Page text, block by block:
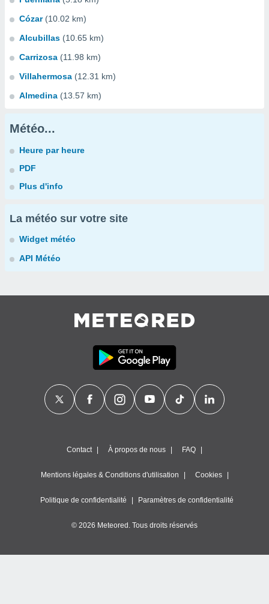
Cózar (10.02 km)
Alcubillas (10.65 km)
Carrizosa (11.98 km)
Villahermosa (12.31 km)
Almedina (13.57 km)
Météo...
Heure par heure
PDF
Plus d'info
La météo sur votre site
Widget météo
API Météo
Contact À propos de nous FAQ
Mentions légales & Conditions d'utilisation Cookies
Politique de confidentialité Paramètres de confidentialité
© 2026 Meteored. Tous droits réservés